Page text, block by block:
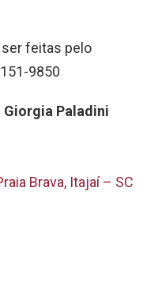
feitas pelo
9850
Paladini
Brava, Itajaí – SC